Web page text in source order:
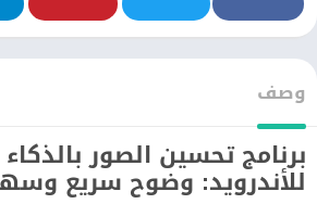
وصف
برنامج تحسين الصور
للأندرويد: وضوح سريع